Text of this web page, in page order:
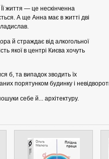
життя — це нескінченна
А ще Анна має в житті дві
й страждає від алкогольної
якої в центрі Києва хочуть
б, та випадок зводить їх
порятунком будинку і
себе й... архітектуру.